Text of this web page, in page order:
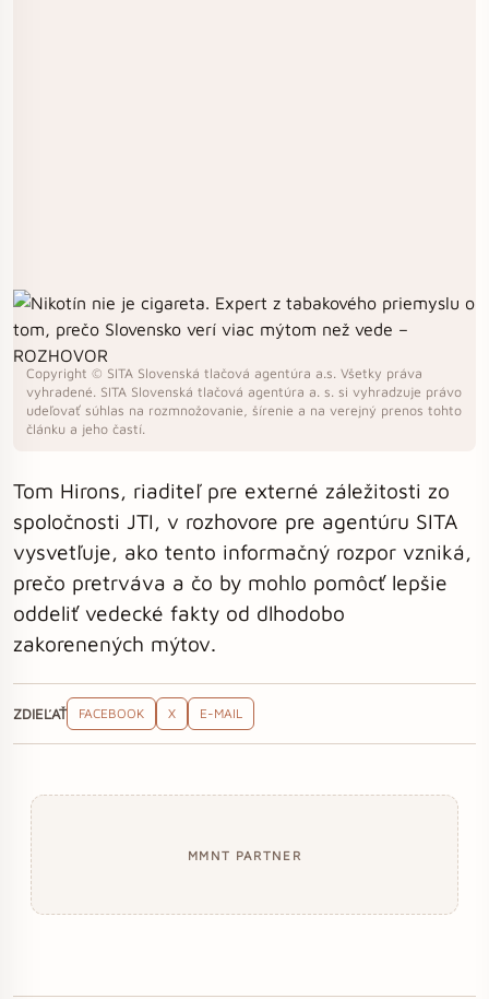
Copyright © SITA Slovenská tlačová agentúra a.s. Všetky práva
vyhradené. SITA Slovenská tlačová agentúra a. s. si vyhradzuje právo
udeľovať súhlas na rozmnožovanie, šírenie a na verejný prenos tohto
článku a jeho častí.
Tom Hirons, riaditeľ pre externé záležitosti zo
spoločnosti JTI, v rozhovore pre agentúru SITA
vysvetľuje, ako tento informačný rozpor vzniká,
prečo pretrváva a čo by mohlo pomôcť lepšie
oddeliť vedecké fakty od dlhodobo
zakorenených mýtov.
ZDIEĽAŤ FACEBOOK X E-MAIL
MMNT PARTNER